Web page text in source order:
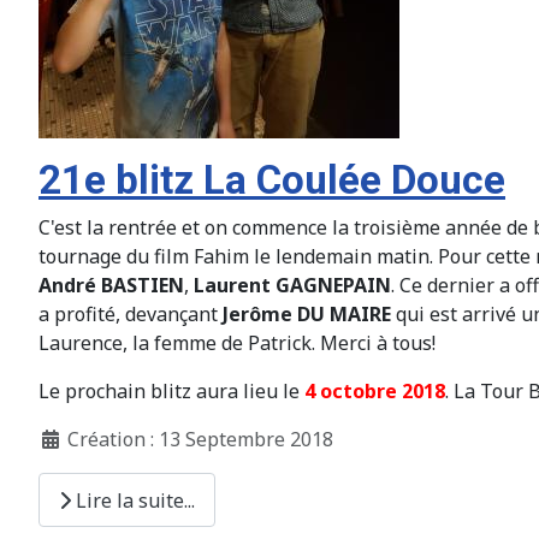
21e blitz La Coulée Douce
C'est la rentrée et on commence la troisième année
tournage du film Fahim le lendemain matin. Pour
André BASTIEN, Laurent GAGNEPAIN. Ce dernier a
a profité, devançant Jerôme DU MAIREqui est arrivé
Laurence, la femme de Patrick. Merci à tous!
Le prochain blitz aura lieu le 4 octobre 2018. La Tour
Création : 13 Septembre 2018
Lire la suite...